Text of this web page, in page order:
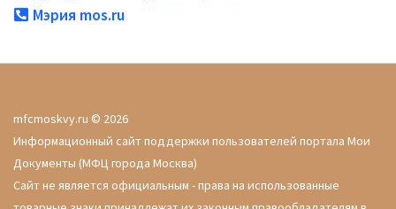
Мэрия mos.ru
mfcmoskvy.ru © 2026
Информационный сайт поддержки пользователей портала Мои
Документы (МФЦ города Москва)
Сайт не является официальным - права на использованные